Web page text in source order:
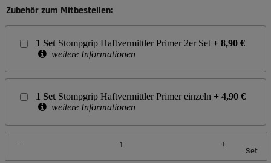
Zubehör zum Mitbestellen:
1 Set Stompgrip Haftvermittler Primer 2er Set + 8,90 €
weitere Informationen
1 Set Stompgrip Haftvermittler Primer einzeln + 4,90 €
weitere Informationen
Set